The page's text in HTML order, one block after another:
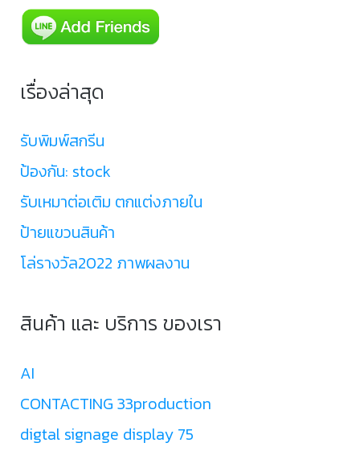
เรื่องล่าสุด
รับพิมพ์สกรีน
ป้องกัน: stock
รับเหมาต่อเติม ตกแต่งภายใน
ป้ายแขวนสินค้า
โล่รางวัล2022 ภาพผลงาน
สินค้า และ บริการ ของเรา
AI
CONTACTING 33production
digtal signage display 75